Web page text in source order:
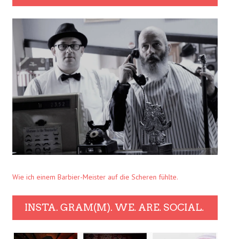
Wie ich einem Barbier-Meister auf die Scheren fühlte.
INSTA. GRAM(M). WE. ARE. SOCIAL.